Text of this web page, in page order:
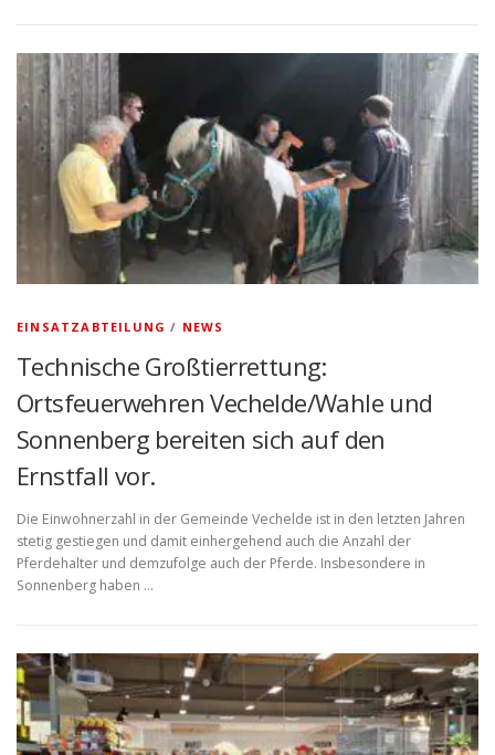
EINSATZABTEILUNG / NEWS
Technische Großtierrettung:
Ortsfeuerwehren Vechelde/Wahle und
Sonnenberg bereiten sich auf den
Ernstfall vor.
Die Einwohnerzahl in der Gemeinde Vechelde ist in den letzten Jahren
stetig gestiegen und damit einhergehend auch die Anzahl der
Pferdehalter und demzufolge auch der Pferde. Insbesondere in
Sonnenberg haben …